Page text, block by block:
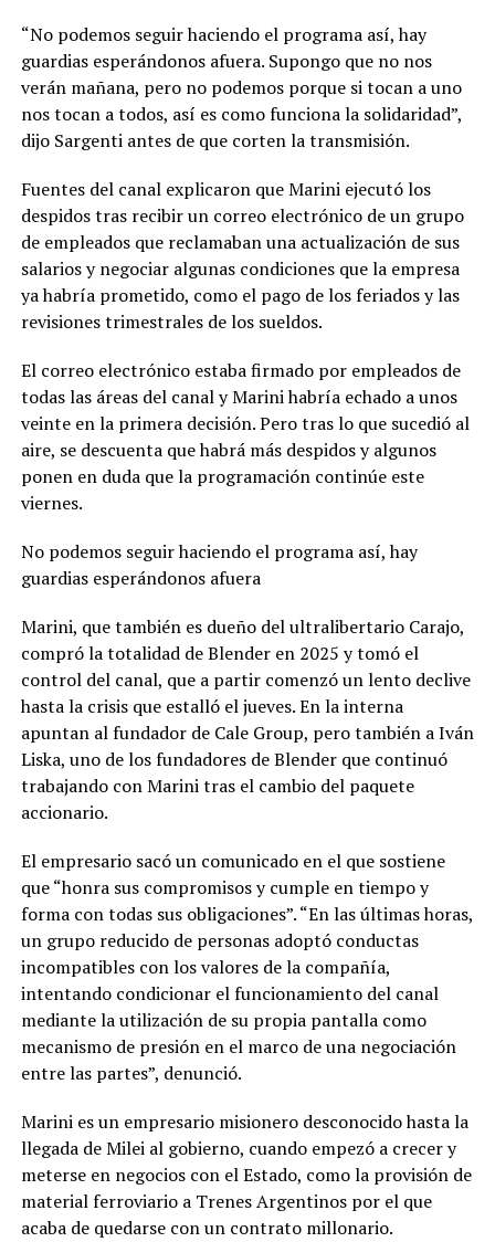
“No podemos seguir haciendo el programa así, hay
guardias esperándonos afuera. Supongo que no nos
verán mañana, pero no podemos porque si tocan a uno
nos tocan a todos, así es como funciona la solidaridad”,
dijo Sargenti antes de que corten la transmisión.
Fuentes del canal explicaron que Marini ejecutó los
despidos tras recibir un correo electrónico de un grupo
de empleados que reclamaban una actualización de sus
salarios y negociar algunas condiciones que la empresa
ya habría prometido, como el pago de los feriados y las
revisiones trimestrales de los sueldos.
El correo electrónico estaba firmado por empleados de
todas las áreas del canal y Marini habría echado a unos
veinte en la primera decisión. Pero tras lo que sucedió al
aire, se descuenta que habrá más despidos y algunos
ponen en duda que la programación continúe este
viernes.
No podemos seguir haciendo el programa así, hay
guardias esperándonos afuera
Marini, que también es dueño del ultralibertario Carajo,
compró la totalidad de Blender en 2025 y tomó el
control del canal, que a partir comenzó un lento declive
hasta la crisis que estalló el jueves. En la interna
apuntan al fundador de Cale Group, pero también a Iván
Liska, uno de los fundadores de Blender que continuó
trabajando con Marini tras el cambio del paquete
accionario.
El empresario sacó un comunicado en el que sostiene
que “honra sus compromisos y cumple en tiempo y
forma con todas sus obligaciones”. “En las últimas horas,
un grupo reducido de personas adoptó conductas
incompatibles con los valores de la compañía,
intentando condicionar el funcionamiento del canal
mediante la utilización de su propia pantalla como
mecanismo de presión en el marco de una negociación
entre las partes”, denunció.
Marini es un empresario misionero desconocido hasta la
llegada de Milei al gobierno, cuando empezó a crecer y
meterse en negocios con el Estado, como la provisión de
material ferroviario a Trenes Argentinos por el que
acaba de quedarse con un contrato millonario.